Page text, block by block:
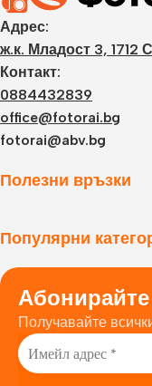
Адрес:
ж.к. Младост 3, 1712
Контакт:
0884432839
office@fotorai.bg
fotorai@abv.bg
Полезни връзки
Популярни
Получавайте